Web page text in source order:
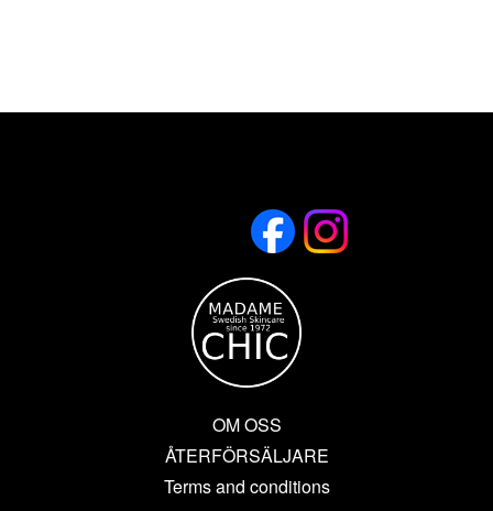
OM OSS
ÅTERFÖRSÄLJARE
Terms and conditions